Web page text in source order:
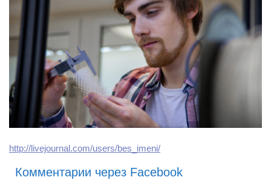
http://livejournal.com/users/bes_imeni/
Комментарии через Facebook